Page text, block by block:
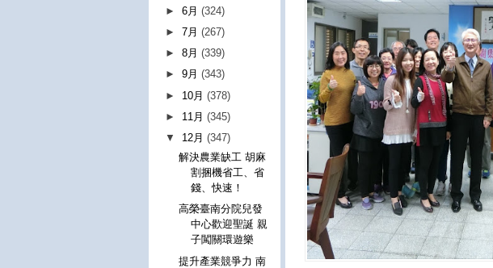
►6月(324)
►7月(267)
►8月(339)
►9月(343)
► 10月(378)
► 11月(345)
▼ 12月(347)
解決農業缺工 胡麻
割捆機省工、省
錢、快速！
高榮臺南分院兒發
中心歡迎聖誕 親
子闖關環遊樂
提升產業競爭力 南